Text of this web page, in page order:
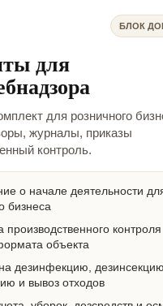
БЛОК
для
для розничного
журналы, приказы
контроль.
о начале деятельности
бизнеса
производственного контроля
объекта
дезинфекцию, дезинсекцию,
и вывоз отходов